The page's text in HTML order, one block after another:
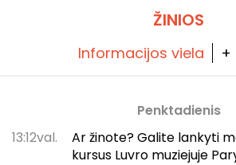
ŽINIOS
Informacijos viela +
Penktadienis
13:12val.
Ar žinote? Galite lankyti
kursus Luvro muziejuje